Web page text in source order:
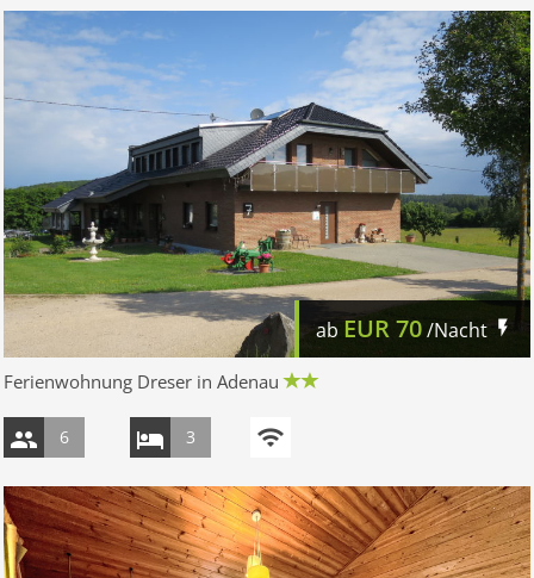
ab EUR70/Nacht
Ferienwohnung Dreser in Adenau
6 3